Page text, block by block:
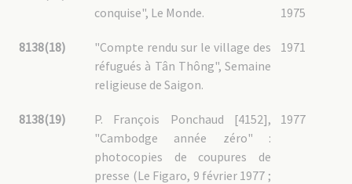
1975
conquise", Le Monde.
8138(18) 1971
"Compte rendu sur le village des
réfugués à Tân Thông", Semaine
religieuse de Saigon.
8138(19) 1977
P. François Ponchaud [4152],
"Cambodge année zéro" :
photocopies de coupures de
presse (Le Figaro, 9 février 1977 ;